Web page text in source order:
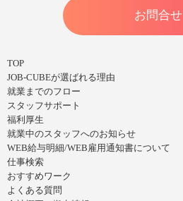
お問合せ
TOP
JOB-CUBEが選ばれる理由
就業までのフロー
スタッフサポート
福利厚生
就業中のスタッフへのお知らせ
WEB給与明細/WEB雇用通知書について
仕事検索
おすすめワーク
よくある質問